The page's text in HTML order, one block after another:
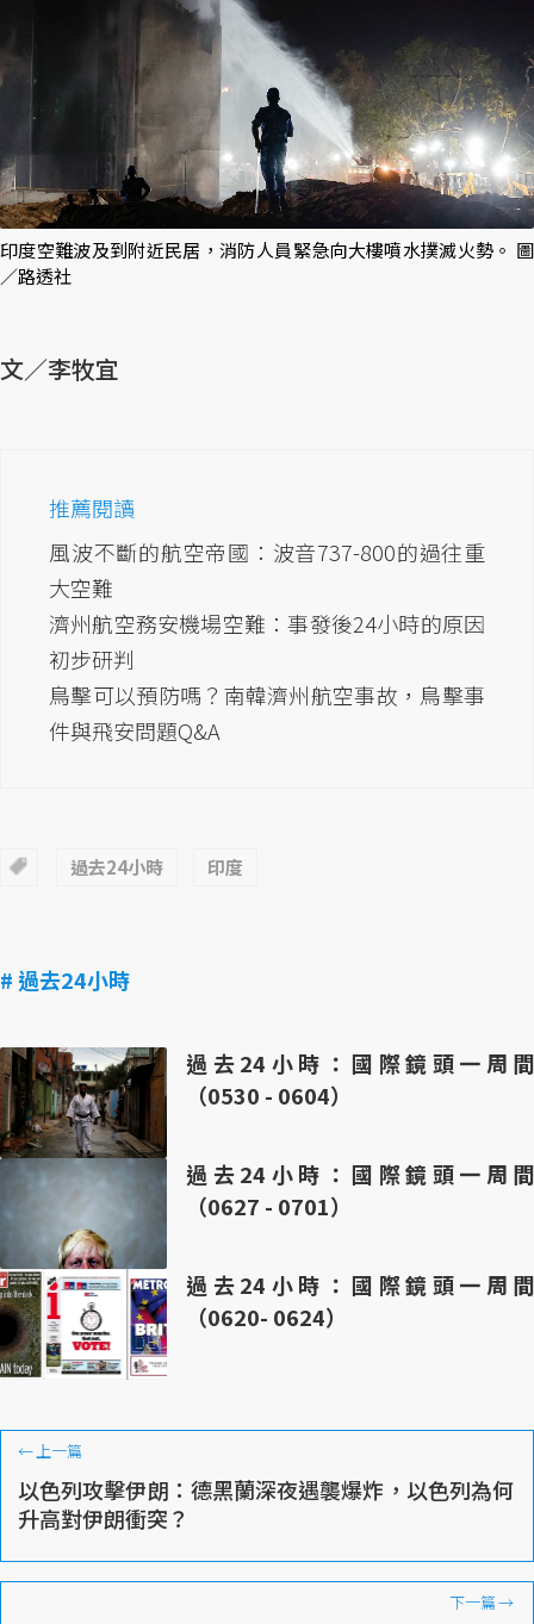
印度空難波及到附近民居，消防人員緊急向大樓噴水撲滅火勢。 圖
／路透社
文／李牧宜
推薦閱讀
風波不斷的航空帝國：波音737-800的過往重
大空難
濟州航空務安機場空難：事發後24小時的原因
初步研判
鳥擊可以預防嗎？南韓濟州航空事故，鳥擊事
件與飛安問題Q&A
過去24小時 印度
# 過去24小時
過去24小時：國際鏡頭一周間
（0530 - 0604）
過去24小時：國際鏡頭一周間
（0627 - 0701）
過去24小時：國際鏡頭一周間
（0620- 0624）
←上一篇
以色列攻擊伊朗：德黑蘭深夜遇襲爆炸，以色列為何
升高對伊朗衝突？
下一篇→